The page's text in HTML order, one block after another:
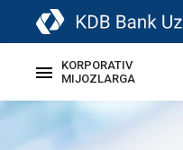
KORPORATIV
MIJOZLARGA